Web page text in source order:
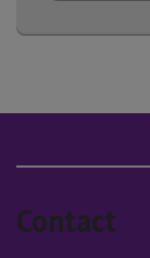
Contact